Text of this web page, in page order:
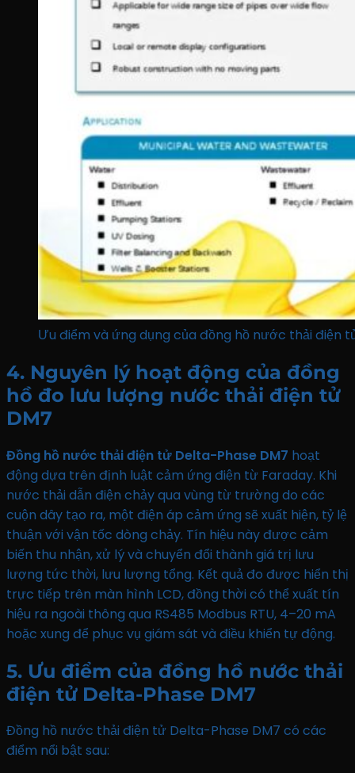
Ưu điểm và ứng dụng của đồng hồ nước thải điện
4. Nguyên lý hoạt động của đồng
hồ đo lưu lượng nước thải điện tử
DM7
Đồng hồ nước thải điện tử Delta-Phase DM7 hoạt
động dựa trên định luật cảm ứng điện từ Faraday. Khi
nước thải dẫn điện chảy qua vùng từ trường do các
cuộn dây tạo ra, một điện áp cảm ứng sẽ xuất hiện, tỷ lệ
thuận với vận tốc dòng chảy. Tín hiệu này được cảm
biến thu nhận, xử lý và chuyển đổi thành giá trị lưu
lượng tức thời, lưu lượng tổng. Kết quả đo được hiển thị
trực tiếp trên màn hình LCD, đồng thời có thể xuất tín
hiệu ra ngoài thông qua RS485 Modbus RTU, 4–20 mA
hoặc xung để phục vụ giám sát và điều khiển tự động.
5. Ưu điểm của đồng hồ nước thải
điện tử Delta-Phase DM7
Đồng hồ nước thải điện tử Delta-Phase DM7 có các
điểm nổi bật sau: